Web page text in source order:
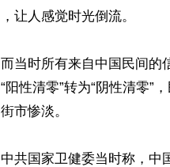
，让人感觉时光倒流。
而当时所有来自中国民间的
“阳性清零”转为“阴性清零”
街市惨淡。
中共国家卫健委当时称，中